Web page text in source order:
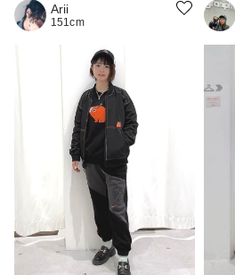
Arii
151cm